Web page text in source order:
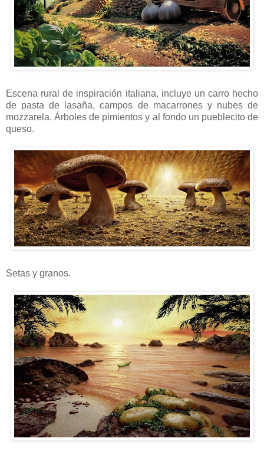
Escena rural de inspiración italiana, incluye un carro hecho
de pasta de lasaña, campos de macarrones y nubes de
mozzarela. Árboles de pimientos y al fondo un pueblecito de
queso.
Setas y granos.